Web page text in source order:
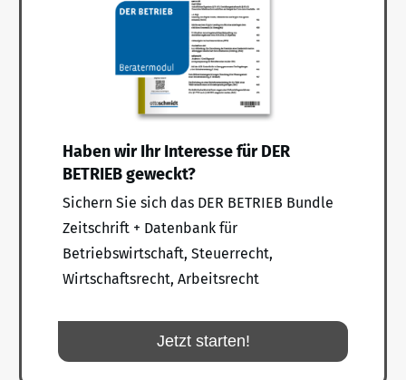
Haben wir Ihr Interesse für DER
BETRIEB geweckt?
Sichern Sie sich das DER BETRIEB Bundle
Zeitschrift + Datenbank für
Betriebswirtschaft, Steuerrecht,
Wirtschaftsrecht, Arbeitsrecht
Jetzt starten!